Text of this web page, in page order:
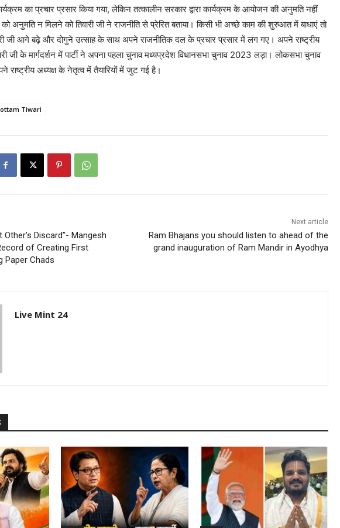
का प्रचार प्रसार किया गया, लेकिन तत्कालीन सरकार द्वारा कार्यक्रम के आयोजन की अनुमति नहीं
अनुमति न मिलने को तिवारी जी ने राजनीति से प्रेरित बताया। किसी भी अच्छे काम की शुरुआत में बाधाएं तो
जी आगे बढ़े और दोगुने उत्साह के साथ अपने राजनीतिक दल के प्रचार प्रसार में लग गए। अपने राष्ट्रीय
जी के मार्गदर्शन में पार्टी ने अपना पहला चुनाव मध्यप्रदेश विधानसभा चुनाव 2023 लड़ा। लोकसभा चुनाव
राष्ट्रीय अध्यक्ष के नेतृत्व में तैयारियों में जुट गई है।
Tiwari
Discard”- Mangesh
of Creating First
Paper Chads
Next article
Ram Bhajans you should listen to ahead of the
grand inauguration of Ram Mandir in Ayodhya
Live Mint 24